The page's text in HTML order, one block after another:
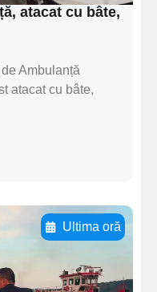
atacat cu bâte,
Ambulanță
atacat cu bâte,
Ultima oră